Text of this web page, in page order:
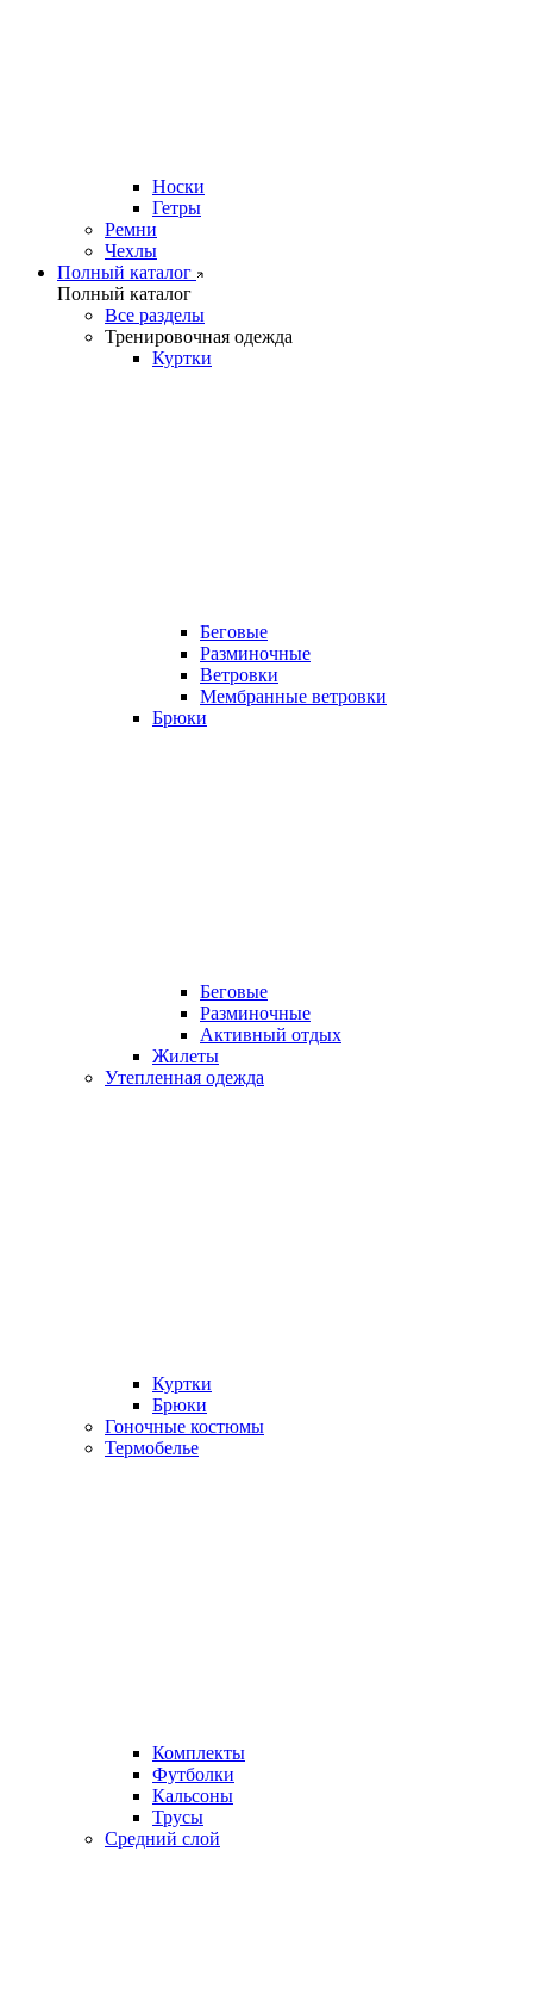
Носки
Гетры
Ремни
Чехлы
Полный каталог
Полный каталог
Все разделы
Тренировочная одежда
Куртки
Беговые
Разминочные
Ветровки
Мембранные ветровки
Брюки
Беговые
Разминочные
Активный отдых
Жилеты
Утепленная одежда
Куртки
Брюки
Гоночные костюмы
Термобелье
Комплекты
Футболки
Кальсоны
Трусы
Средний слой